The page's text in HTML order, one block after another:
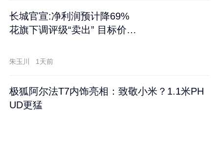
长城官宣:净利润预计降69%
花旗下调评级“卖出” 目标价再
朱玉川 1天前
极狐阿尔法T7内饰亮相：致敬小米？1.1米PH
UD更猛